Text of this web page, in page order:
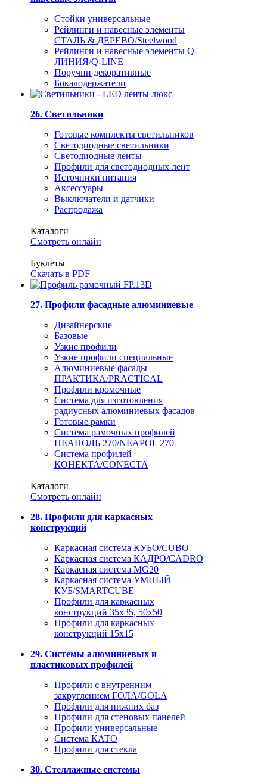
Стойки универсальные
Рейлинги и навесные элементы
СТАЛЬ & ДЕРЕВО/Steelwood
Рейлинги и навесные элементы Q-
ЛИНИЯ/Q-LINE
Поручни декоративные
Бокалодержатели
26. Светильники
Готовые комплекты светильников
Светодиодные светильники
Светодиодные ленты
Профили для светодиодных лент
Источники питания
Аксессуары
Выключатели и датчики
Распродажа
Каталоги
Смотреть онлайн
Буклеты
Скачать в PDF
27. Профили фасадные алюминиевые
Дизайнерские
Базовые
Узкие профили
Узкие профили специальные
Алюминиевые фасады
ПРАКТИКА/PRACTICAL
Профили кромочные
Система для изготовления
радиусных алюминиевых фасадов
Готовые рамки
Система рамочных профилей
НЕАПОЛЬ 270/NEAPOL 270
Система профилей
КОНЕКТА/CONECTA
Каталоги
Смотреть онлайн
28. Профили для каркасных
конструкций
Каркасная система КУБО/CUBO
Каркасная система КАДРО/CADRO
Каркасная система MG20
Каркасная система УМНЫЙ
КУБ/SMARTCUBE
Профили для каркасных
конструкций 35x35, 50x50
Профили для каркасных
конструкций 15х15
29. Системы алюминиевых и
пластиковых профилей
Профили с внутренним
закруглением ГОЛА/GOLA
Профили для нижних баз
Профили для стеновых панелей
Профили универсальные
Система КАТО
Профили для стекла
30. Стеллажные системы